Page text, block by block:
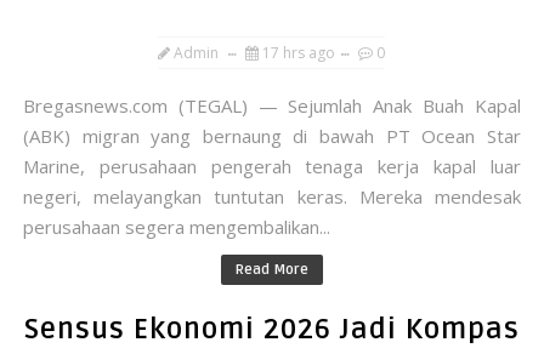
Admin 17 hrs ago 0
​Bregasnews.com (TEGAL) — Sejumlah Anak Buah Kapal
(ABK) migran yang bernaung di bawah PT Ocean Star
Marine, perusahaan pengerah tenaga kerja kapal luar
negeri, melayangkan tuntutan keras. Mereka mendesak
perusahaan segera mengembalikan...
Read More
Sensus Ekonomi 2026 Jadi Kompas